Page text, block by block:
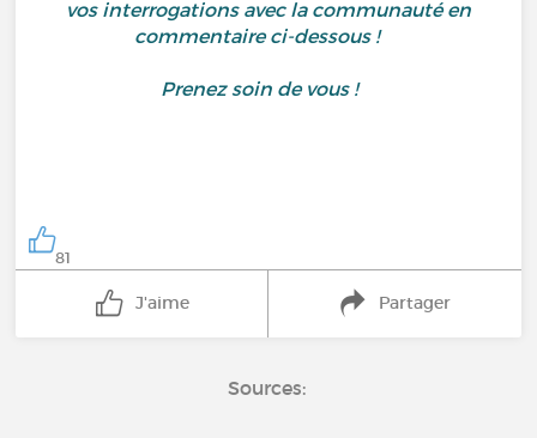
vos interrogations avec la communauté en
commentaire ci-dessous !
Prenez soin de vous !
81
J'aime Partager
Sources: